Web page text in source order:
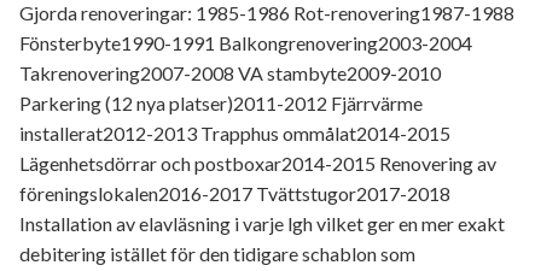
Gjorda renoveringar: 1985-1986 Rot-renovering1987-1988
Fönsterbyte1990-1991 Balkongrenovering2003-2004
Takrenovering2007-2008 VA stambyte2009-2010
Parkering (12 nya platser)2011-2012 Fjärrvärme
installerat2012-2013 Trapphus ommålat2014-2015
Lägenhetsdörrar och postboxar2014-2015 Renovering av
föreningslokalen2016-2017 Tvättstugor2017-2018
Installation av elavläsning i varje lgh vilket ger en mer exakt
debitering istället för den tidigare schablon som